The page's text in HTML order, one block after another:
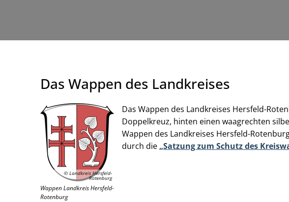
Das Wappen des Landkreises
© Landkreis Hersfeld-
Rotenburg
Wappen Landkreis Hersfeld-
Rotenburg
Das Wappen des Landkreises Hersfeld-
Doppelkreuz, hinten einen waagrechten
Wappen des Landkreises Hersfeld-
durch die „Satzung zum Schutz des